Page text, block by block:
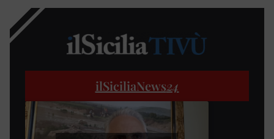
ilSiciliaNews24